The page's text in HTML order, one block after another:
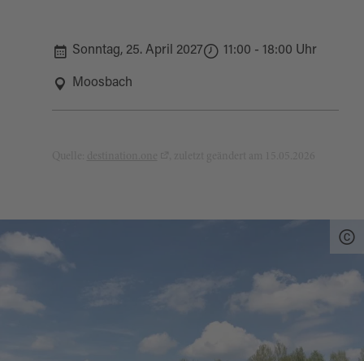
Sonntag, 25. April 2027 11:00 - 18:00 Uhr
Moosbach